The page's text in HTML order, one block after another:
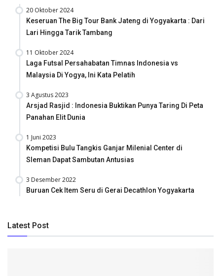
20 Oktober 2024
Keseruan The Big Tour Bank Jateng di Yogyakarta : Dari
Lari Hingga Tarik Tambang
11 Oktober 2024
Laga Futsal Persahabatan Timnas Indonesia vs
Malaysia Di Yogya, Ini Kata Pelatih
3 Agustus 2023
Arsjad Rasjid : Indonesia Buktikan Punya Taring Di Peta
Panahan Elit Dunia
1 Juni 2023
Kompetisi Bulu Tangkis Ganjar Milenial Center di
Sleman Dapat Sambutan Antusias
3 Desember 2022
Buruan Cek Item Seru di Gerai Decathlon Yogyakarta
Latest Post